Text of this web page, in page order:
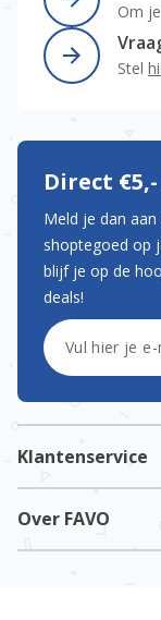
Om
Stel
Klantenservice
Over FAVO
Direct
Meld je dan
shoptegoed op
blijf je op de
deals!
E-mailadres